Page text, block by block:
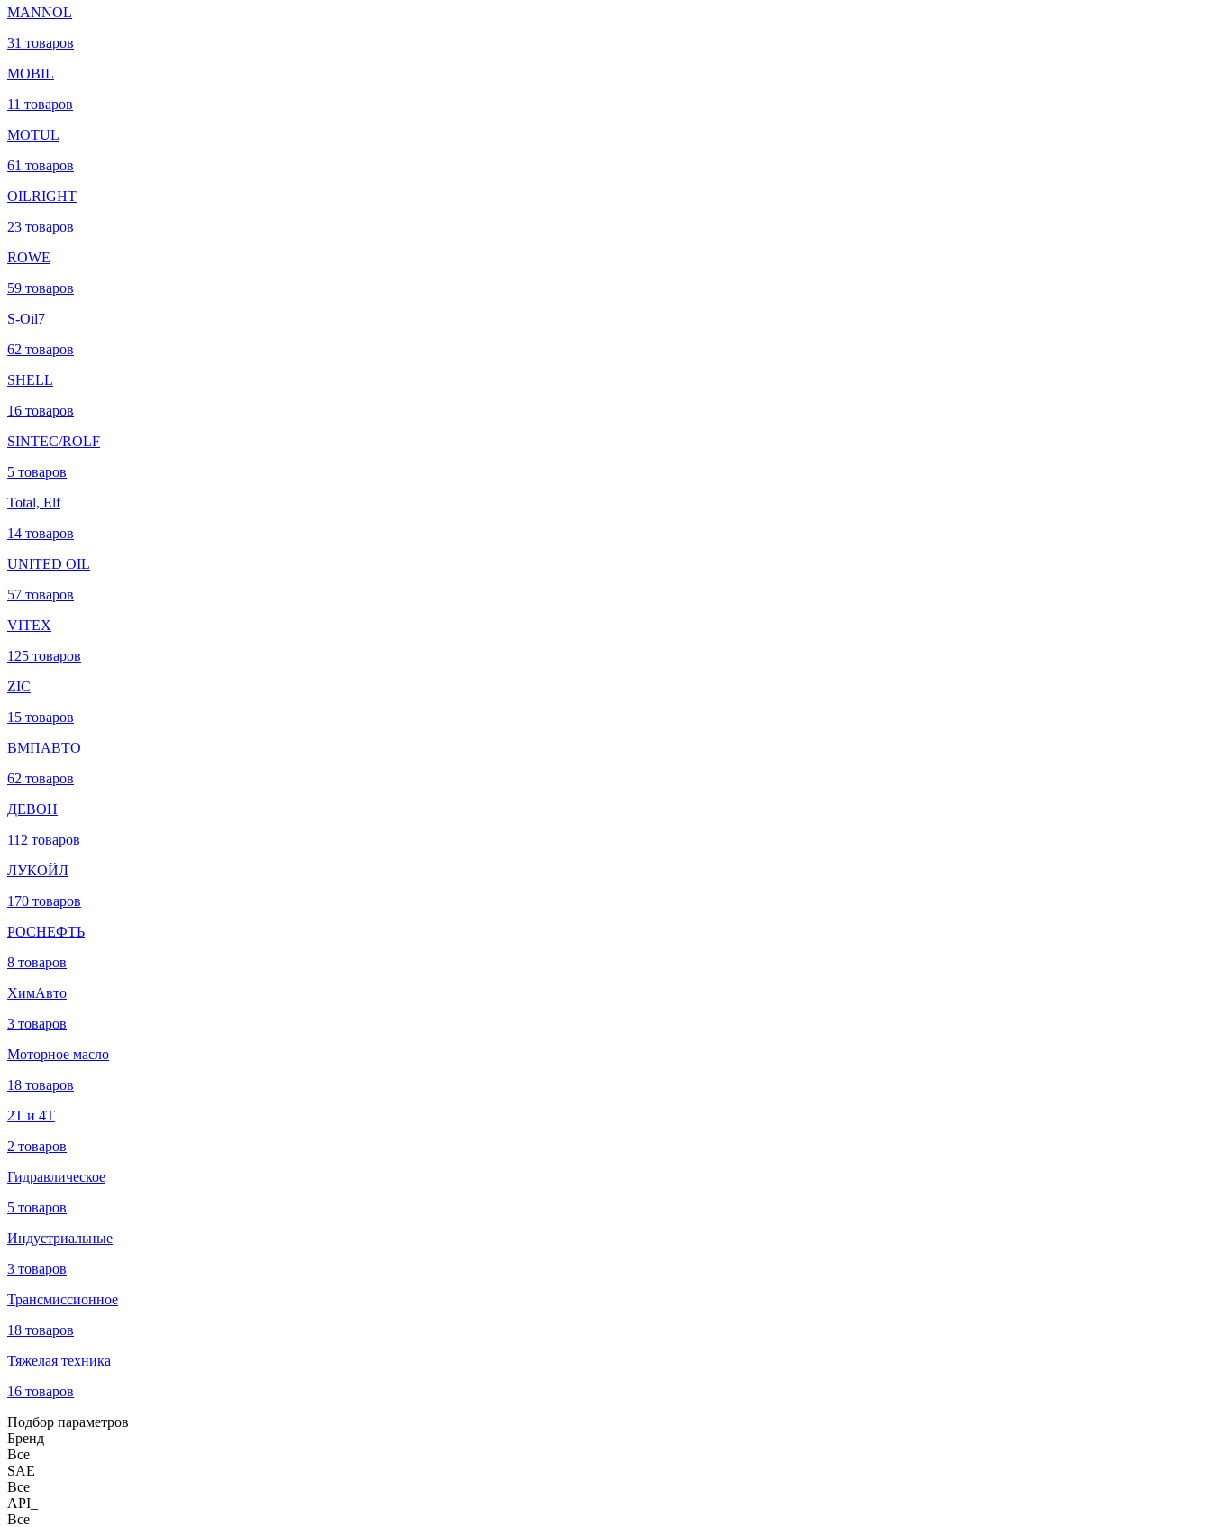
MANNOL
31 товаров
MOBIL
11 товаров
MOTUL
61 товаров
OILRIGHT
23 товаров
ROWE
59 товаров
S-Oil7
62 товаров
SHELL
16 товаров
SINTEC/ROLF
5 товаров
Total, Elf
14 товаров
UNITED OIL
57 товаров
VITEX
125 товаров
ZIC
15 товаров
ВМПАВТО
62 товаров
ДЕВОН
112 товаров
ЛУКОЙЛ
170 товаров
РОСНЕФТЬ
8 товаров
ХимАвто
3 товаров
Моторное масло
18 товаров
2Т и 4Т
2 товаров
Гидравлическое
5 товаров
Индустриальные
3 товаров
Трансмиссионное
18 товаров
Тяжелая техника
16 товаров
Подбор параметров
Бренд
Все
SAE
Все
API_
Все